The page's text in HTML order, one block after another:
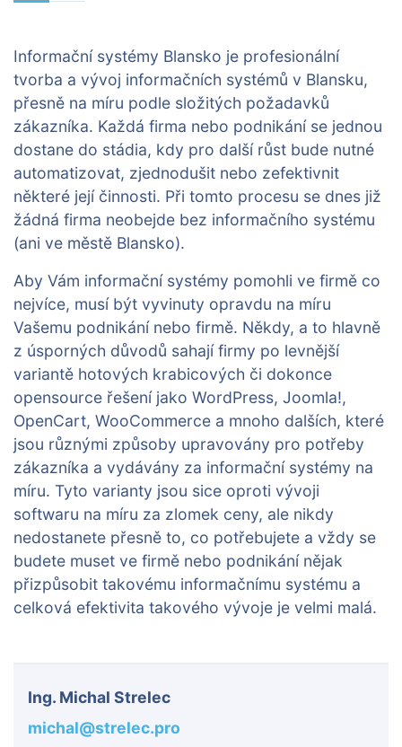
Informační systémy Blansko je profesionální
tvorba a vývoj informačních systémů v Blansku,
přesně na míru podle složitých požadavků
zákazníka. Každá firma nebo podnikání se jednou
dostane do stádia, kdy pro další růst bude nutné
automatizovat, zjednodušit nebo zefektivnit
některé její činnosti. Při tomto procesu se dnes již
žádná firma neobejde bez informačního systému
(ani ve městě Blansko).
Aby Vám informační systémy pomohli ve firmě co
nejvíce, musí být vyvinuty opravdu na míru
Vašemu podnikání nebo firmě. Někdy, a to hlavně
z úsporných důvodů sahají firmy po levnější
variantě hotových krabicových či dokonce
opensource řešení jako WordPress, Joomla!,
OpenCart, WooCommerce a mnoho dalších, které
jsou různými způsoby upravovány pro potřeby
zákazníka a vydávány za informační systémy na
míru. Tyto varianty jsou sice oproti vývoji
softwaru na míru za zlomek ceny, ale nikdy
nedostanete přesně to, co potřebujete a vždy se
budete muset ve firmě nebo podnikání nějak
přizpůsobit takovému informačnímu systému a
celková efektivita takového vývoje je velmi malá.
Ing. Michal Strelec
michal@strelec.pro